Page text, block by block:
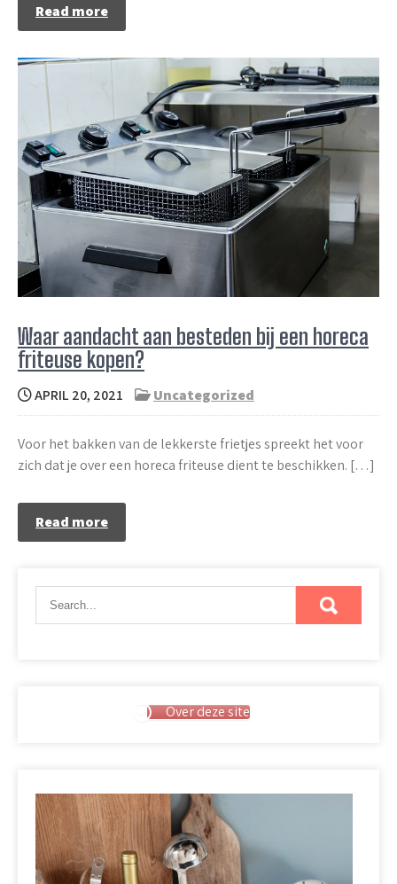
Read more
Waar aandacht aan besteden bij een horeca
friteuse kopen?
APRIL 20, 2021 Uncategorized
Voor het bakken van de lekkerste frietjes spreekt het voor
zich dat je over een horeca friteuse dient te beschikken. […]
Read more
Over deze site